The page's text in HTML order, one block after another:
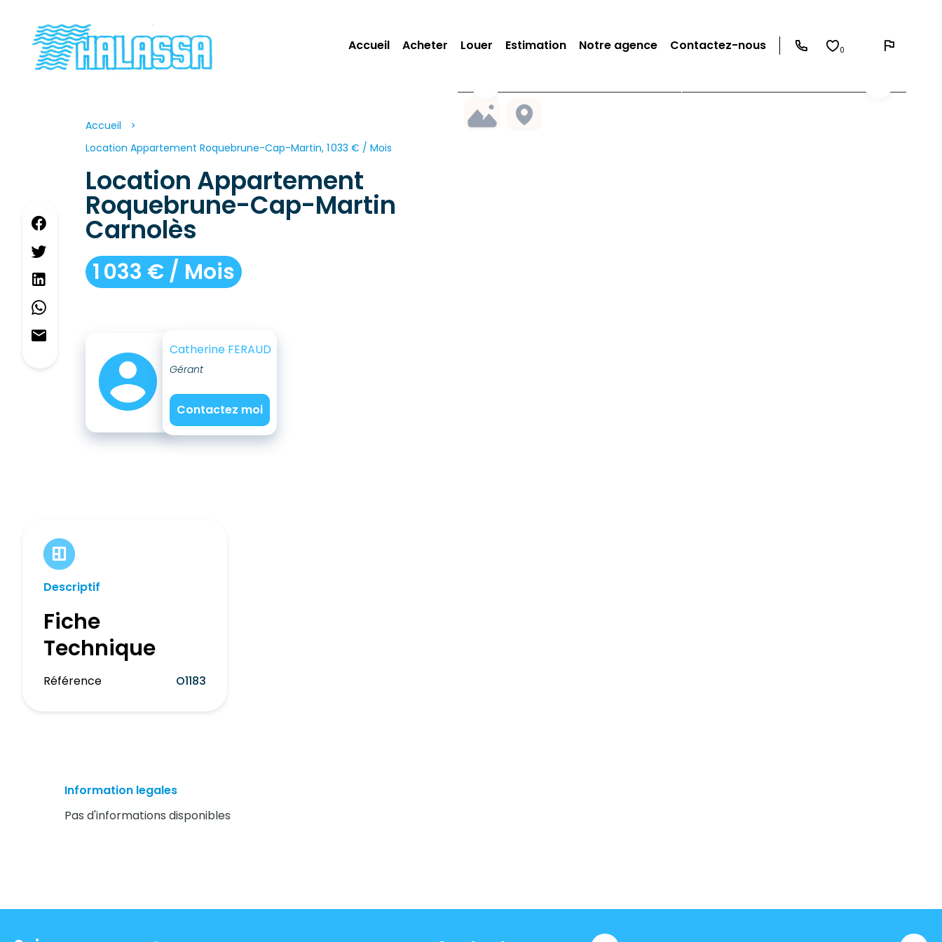
Accueil Acheter Louer Estimation Notre agence Contactez-nous 0
Accueil
Location Appartement Roquebrune-Cap-Martin, 1 033 € / Mois
Location Appartement
Roquebrune-Cap-Martin
Carnolès
1 033 € / Mois
Catherine FERAUD
Gérant
Contactez moi
Descriptif
Fiche
Technique
Référence O1183
Information legales
Pas d'informations disponibles